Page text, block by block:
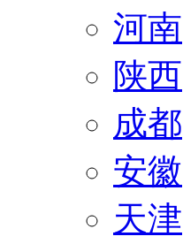
河南
陕西
成都
安徽
天津